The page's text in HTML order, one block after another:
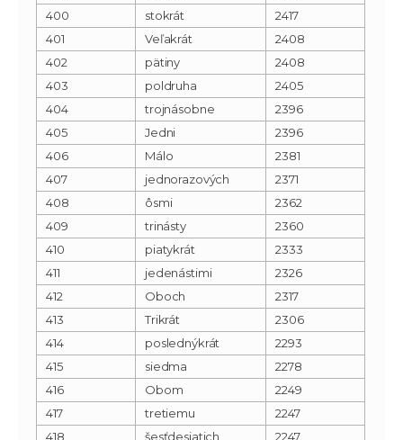
400
stokrát
2417
401
Veľakrát
2408
402
pätiny
2408
403
poldruha
2405
404
trojnásobne
2396
405
Jedni
2396
406
Málo
2381
407
jednorazových
2371
408
ôsmi
2362
409
trinásty
2360
410
piatykrát
2333
411
jedenástimi
2326
412
Oboch
2317
413
Trikrát
2306
414
poslednýkrát
2293
415
siedma
2278
416
Obom
2249
417
tretiemu
2247
418
šesťdesiatich 2247